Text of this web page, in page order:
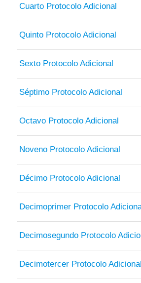
Cuarto Protocolo Adicional
Quinto Protocolo Adicional
Sexto Protocolo Adicional
Séptimo Protocolo Adicional
Octavo Protocolo Adicional
Noveno Protocolo Adicional
Décimo Protocolo Adicional
Decimoprimer Protocolo
Decimosegundo Protocolo
Decimotercer Protocolo Adicional